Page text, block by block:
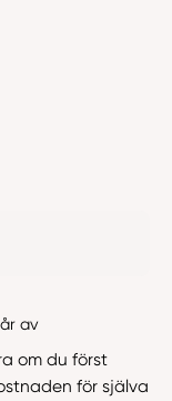
av
om du först
för själva